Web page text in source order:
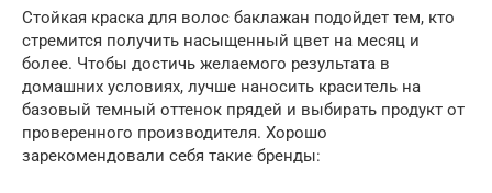
Стойкая краска для волос баклажан подойдет тем, кто
стремится получить насыщенный цвет на месяц и
более. Чтобы достичь желаемого результата в
домашних условиях, лучше наносить краситель на
базовый темный оттенок прядей и выбирать продукт от
проверенного производителя. Хорошо
зарекомендовали себя такие бренды: